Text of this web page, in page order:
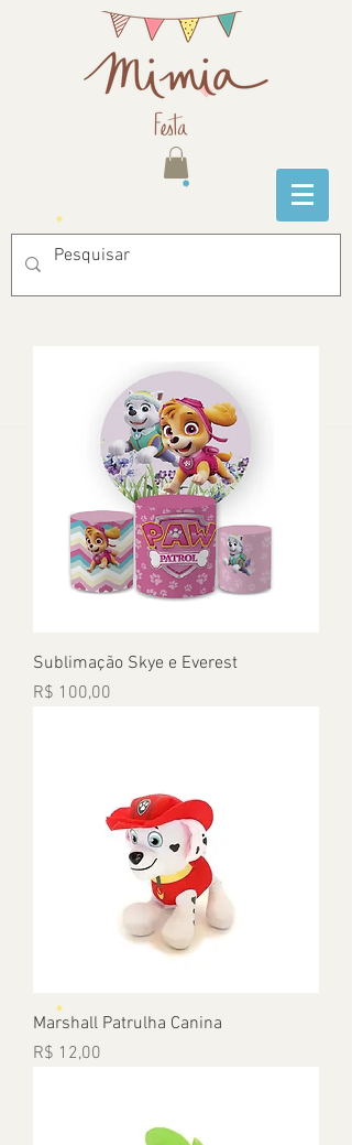
Sublimação Skye e Everest
Preço
R$ 100,00
Marshall Patrulha Canina
Preço
R$ 12,00